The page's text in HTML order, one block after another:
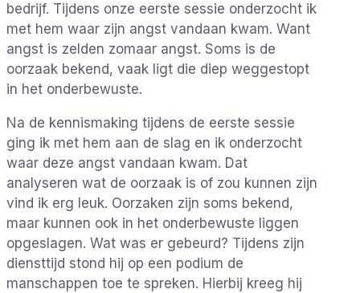
bedrijf. Tijdens onze eerste sessie onderzocht ik
met hem waar zijn angst vandaan kwam. Want
angst is zelden zomaar angst. Soms is de
oorzaak bekend, vaak ligt die diep weggestopt
in het onderbewuste.
Na de kennismaking tijdens de eerste sessie
ging ik met hem aan de slag en ik onderzocht
waar deze angst vandaan kwam. Dat
analyseren wat de oorzaak is of zou kunnen zijn
vind ik erg leuk. Oorzaken zijn soms bekend,
maar kunnen ook in het onderbewuste liggen
opgeslagen. Wat was er gebeurd? Tijdens zijn
diensttijd stond hij op een podium de
manschappen toe te spreken. Hierbij kreeg hij